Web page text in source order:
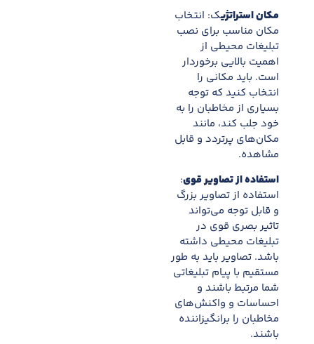
مکان استراتژیک: انتخاب
مکان مناسب برای نصب
تبلیغات محیطی از
اهمیت بالایی برخوردار
است. باید مکانی را
انتخاب کنید که توجه
بسیاری از مخاطبان را به
خود جلب کند، مانند
مکان‌های پرتردد و قابل
مشاهده.
استفاده از تصاویر قوی:
استفاده از تصاویر بزرگ
و قابل توجه می‌تواند
تاثیر بصری قوی در
تبلیغات محیطی داشته
باشد. تصاویر باید به طور
مستقیم با پیام تبلیغاتی
شما مرتبط باشند و
احساسات و واکنش‌های
مخاطبان را برانگیزاننده
باشند.